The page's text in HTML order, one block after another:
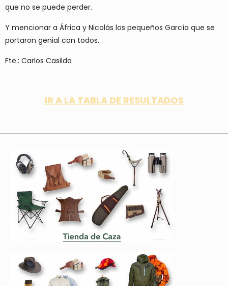
que no se puede perder.
Y mencionar a África y Nicolás los pequeños García que se
portaron genial con todos.
Fte.: Carlos Casilda
IR A LA TABLA DE RESULTADOS